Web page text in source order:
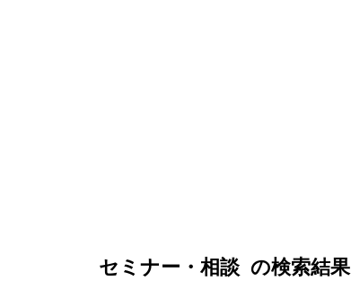
セミナー・相談 の検索結果